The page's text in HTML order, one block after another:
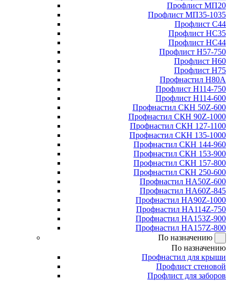
Профлист МП20
Профлист МП35-1035
Профлист С44
Профлист НС35
Профлист НС44
Профлист Н57-750
Профлист Н60
Профлист Н75
Профнастил Н80А
Профлист Н114-750
Профлист Н114-600
Профнастил СКН 50Z-600
Профнастил СКН 90Z-1000
Профнастил СКН 127-1100
Профнастил СКН 135-1000
Профнастил СКН 144-960
Профнастил СКН 153-900
Профнастил СКН 157-800
Профнастил СКН 250-600
Профнастил НА50Z-600
Профнастил НА60Z-845
Профнастил НА90Z-1000
Профнастил НА114Z-750
Профнастил НА153Z-900
Профнастил НА157Z-800
По назначению
По назначению
Профнастил для крыши
Профлист стеновой
Профлист для заборов